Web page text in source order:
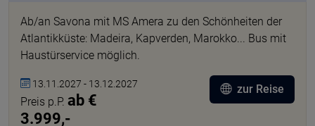
Ab/an Savona mit MS Amera zu den Schönheiten der
Atlantikküste: Madeira, Kapverden, Marokko... Bus mit
Haustürservice möglich.
13.11.2027 - 13.12.2027
Preis p.P. ab €
3.999,-
zur Reise